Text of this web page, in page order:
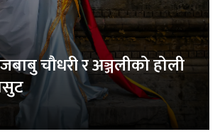
चौधरी र अञ्जलीको होली